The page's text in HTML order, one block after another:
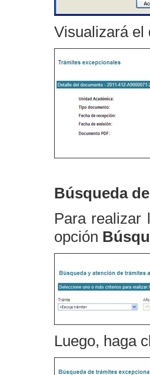
Visualizará el
Búsqueda
Para realizar
opción
Luego, haga